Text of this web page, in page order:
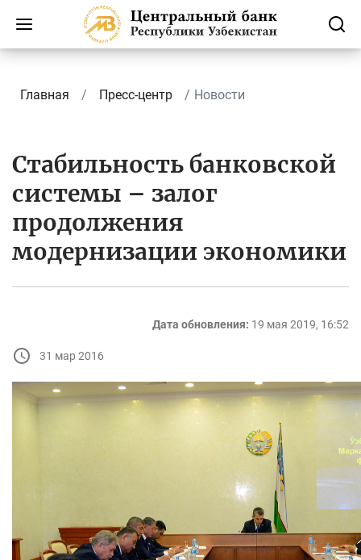
Главная Пресс-центр Новости
Стабильность банковской
системы – залог
продолжения
модернизации экономики
Дата обновления: 19 мая 2019, 16:52
31 мар 2016